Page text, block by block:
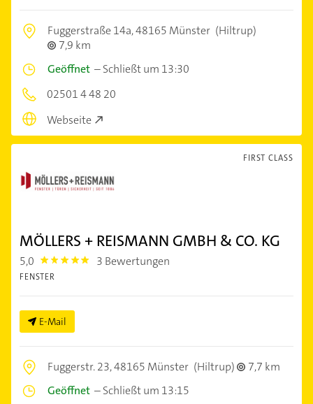
Fuggerstraße 14a,48165 Münster (Hiltrup)
7,9 km
Geöffnet –Schließt um 13:30
02501 4 48 20
Webseite
FIRST CLASS
MÖLLERS + REISMANN GMBH & CO. KG
5,0 5.0 3 Bewertungen
FENSTER
E-Mail
Fuggerstr. 23,48165 Münster (Hiltrup)
7,7 km
Geöffnet –Schließt um 13:15